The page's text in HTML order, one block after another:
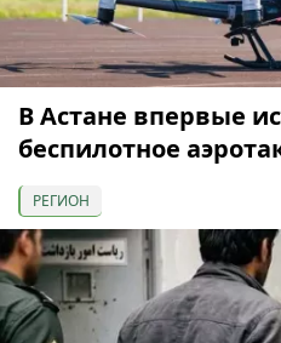
В Астане впервые
беспилотное
РЕГИОН